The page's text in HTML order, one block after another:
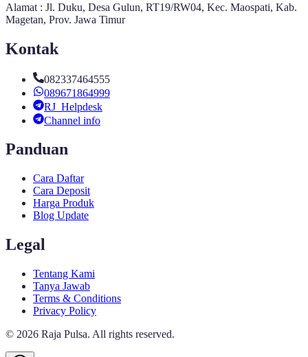
Alamat : Jl. Duku, Desa Gulun, RT19/RW04, Kec. Maospati, Kab.
Magetan, Prov. Jawa Timur
Kontak
082337464555
089671864999
RJ_Helpdesk
Channel info
Panduan
Cara Daftar
Cara Deposit
Harga Produk
Blog Update
Legal
Tentang Kami
Tanya Jawab
Terms & Conditions
Privacy Policy
© 2026 Raja Pulsa. All rights reserved.